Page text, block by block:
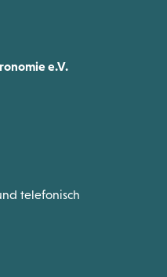
e.V.
telefonisch